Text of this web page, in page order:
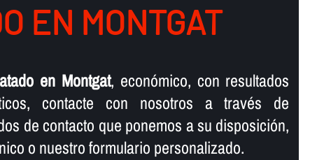
EN MONTGAT
en Montgat, económico, con resultados
contacte con nosotros a través de
de contacto que ponemos a su disposición,
o nuestro formulario personalizado.